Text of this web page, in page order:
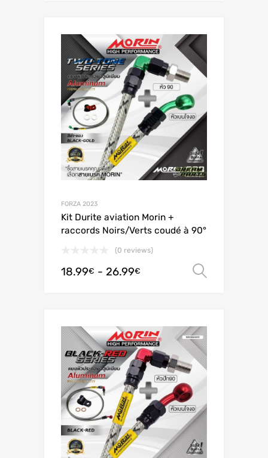
FORZA 2023
Kit Durite aviation Morin +
raccords Noirs/Verts coudé à 90°
(0 reviews)
18.99€ - 26.99€